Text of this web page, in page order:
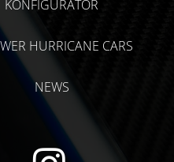
KONFIGURATOR
HURRICANE CARS
NEWS